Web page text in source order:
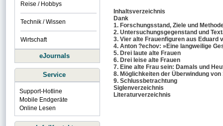
Inhaltsverzeichnis
Dank
1. Forschungsstand, Ziele und
2. Untersuchungsgegenstand und
3. Vier alte Frauenfiguren aus Eduard
4. Anton ?echov: »Eine langweilige
5. Drei laute alte Frauen
6. Drei leise alte Frauen
7. Eine alte Frau sein: Damals und
8. Möglichkeiten der Überwindung
9. Schlussbetrachtung
Siglenverzeichnis
Literaturverzeichnis
Reise / Hobbys
Technik / Wissen
Wirtschaft
eJournals
Service
Support-Hotline
Mobile Endgeräte
Online Lesen